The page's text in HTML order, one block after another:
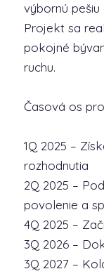
výbornú
Projekt sa
pokojné
ruchu.
Časová os
1Q 2025 –
rozhodnutia
2Q 2025 –
povolenie a
4Q 2025 –
3Q 2026 –
3Q 2027 –